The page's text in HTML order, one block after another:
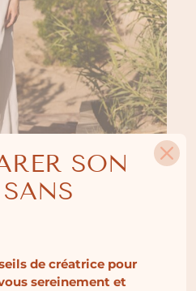
SON
SANS
de créatrice pour
sereinement et